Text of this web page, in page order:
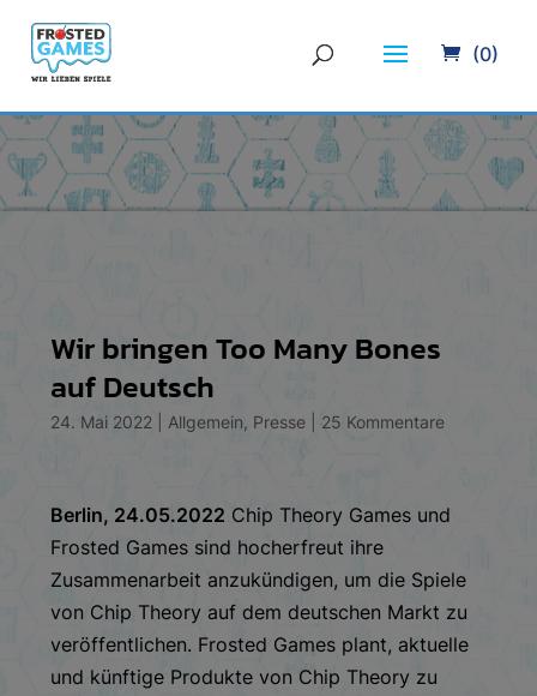
(0)
Wir bringen Too Many Bones
auf Deutsch
24. Mai 2022 Allgemein, Presse 25 Kommentare
Berlin, 24.05.2022 Chip Theory Games und
Frosted Games sind hocherfreut ihre
Zusammenarbeit anzukündigen, um die Spiele
von Chip Theory auf dem deutschen Markt zu
veröffentlichen. Frosted Games plant, aktuelle
und künftige Produkte von Chip Theory zu